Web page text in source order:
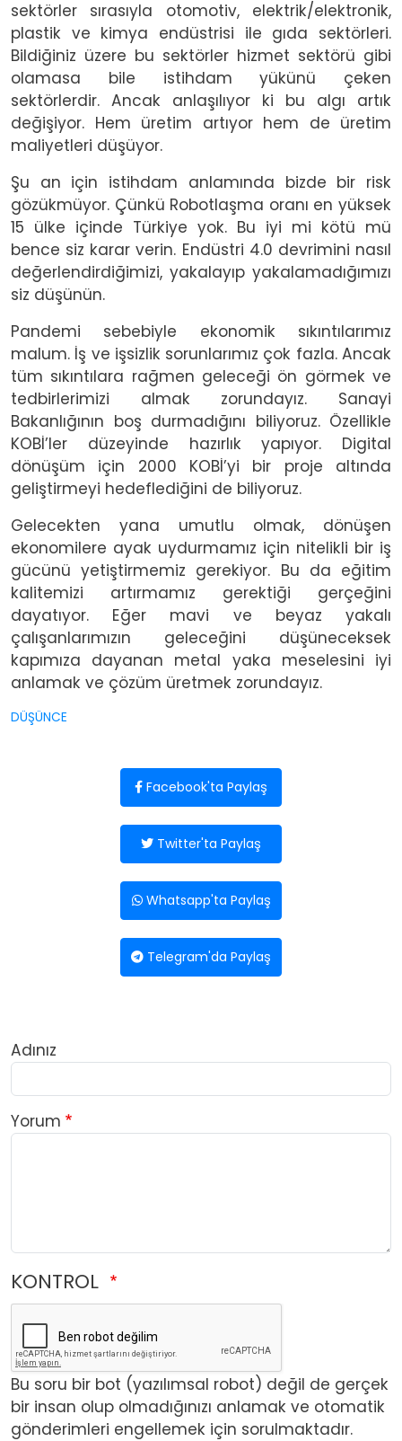
sektörler sırasıyla otomotiv, elektrik/elektronik,
plastik ve kimya endüstrisi ile gıda sektörleri.
Bildiğiniz üzere bu sektörler hizmet sektörü gibi
olamasa bile istihdam yükünü çeken
sektörlerdir. Ancak anlaşılıyor ki bu algı artık
değişiyor. Hem üretim artıyor hem de üretim
maliyetleri düşüyor.
Şu an için istihdam anlamında bizde bir risk
gözükmüyor. Çünkü Robotlaşma oranı en yüksek
15 ülke içinde Türkiye yok. Bu iyi mi kötü mü
bence siz karar verin. Endüstri 4.0 devrimini nasıl
değerlendirdiğimizi, yakalayıp yakalamadığımızı
siz düşünün.
Pandemi sebebiyle ekonomik sıkıntılarımız
malum. İş ve işsizlik sorunlarımız çok fazla. Ancak
tüm sıkıntılara rağmen geleceği ön görmek ve
tedbirlerimizi almak zorundayız. Sanayi
Bakanlığının boş durmadığını biliyoruz. Özellikle
KOBİ’ler düzeyinde hazırlık yapıyor. Digital
dönüşüm için 2000 KOBİ’yi bir proje altında
geliştirmeyi hedeflediğini de biliyoruz.
Gelecekten yana umutlu olmak, dönüşen
ekonomilere ayak uydurmamız için nitelikli bir iş
gücünü yetiştirmemiz gerekiyor. Bu da eğitim
kalitemizi artırmamız gerektiği gerçeğini
dayatıyor. Eğer mavi ve beyaz yakalı
çalışanlarımızın geleceğini düşüneceksek
kapımıza dayanan metal yaka meselesini iyi
anlamak ve çözüm üretmek zorundayız.
DÜŞÜNCE
Facebook'ta Paylaş
Twitter'ta Paylaş
Whatsapp'ta Paylaş
Telegram'da Paylaş
Adınız
Yorum
KONTROL
Bu soru bir bot (yazılımsal robot) değil de gerçek
bir insan olup olmadığınızı anlamak ve otomatik
gönderimleri engellemek için sorulmaktadır.